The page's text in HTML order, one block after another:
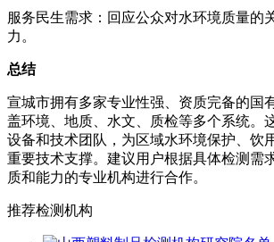
服务民生需求：回应公众对水环境质量的
力。
总结
宣城市拥有多家专业性强、资质完备的国
盖环境、地质、水文、质检等多个系统。
设备和技术团队，为区域水环境保护、饮
重要技术支撑。建议用户根据具体检测需
质和能力的专业机构进行合作。
推荐检测机构